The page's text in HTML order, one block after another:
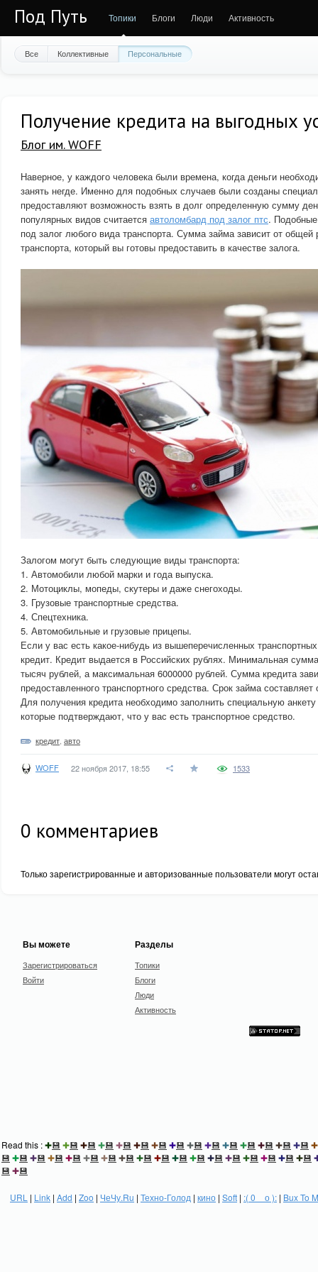
Под Путь Топики Блоги Люди Активность
Все Коллективные Персональные
Получение кредита на выгодных
Блог им. WOFF
Наверное, у каждого человека были времена, когда деньги
занять негде. Именно для подобных случаев были созданы
предоставляют возможность взять в долг определенную сумму
популярных видов считается автоломбард под залог птс.
под залог любого вида транспорта. Сумма займа зависит от общей
транспорта, который вы готовы предоставить в качестве залога.
Залогом могут быть следующие виды транспорта:
1. Автомобили любой марки и года выпуска.
2. Мотоциклы, мопеды, скутеры и даже снегоходы.
3. Грузовые транспортные средства.
4. Спецтехника.
5. Автомобильные и грузовые прицепы.
Если у вас есть какое-нибудь из вышеперечисленных
кредит. Кредит выдается в Российских рублях. Минимальная
тысяч рублей, а максимальная 6000000 рублей. Сумма кредита
предоставленного транспортного средства. Срок займа
Для получения кредита необходимо заполнить специальную
которые подтверждают, что у вас есть транспортное средство.
кредит авто
WOFF 22 ноября 2017, 18:55 1533
0 комментариев
Только зарегистрированные и авторизованные пользователи могут
Вы можете
Зарегистрироваться
Войти
Разделы
Топики
Блоги
Люди
Активность
Read this :✚💾 ✚💾 ✚💾 ✚💾 ✚💾 ✚💾 ✚💾 ✚💾 ✚💾 ✚💾 ✚💾 ✚💾 ✚💾 ✚💾 ✚💾 ✚
💾 ✚💾 ✚💾 ✚💾 ✚💾 ✚💾 ✚💾 ✚💾 ✚💾 ✚💾 ✚💾 ✚💾 ✚💾 ✚💾 ✚💾 ✚💾 ✚💾 ✚💾
💾 ✚💾
URL | Link | Add | Zoo | ЧеЧу.Ru | Техно-Голод | кино | Soft | :( 0 _ о ): | Bux To